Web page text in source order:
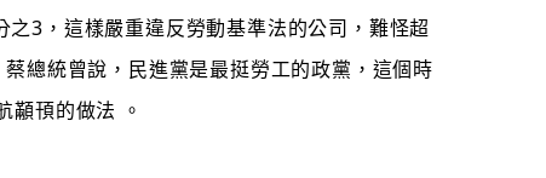
3，這樣嚴重違反勞動基準法的公司，難怪超
總統曾說，民進黨是最挺勞工的政黨，這個時
顢頇的做法 。